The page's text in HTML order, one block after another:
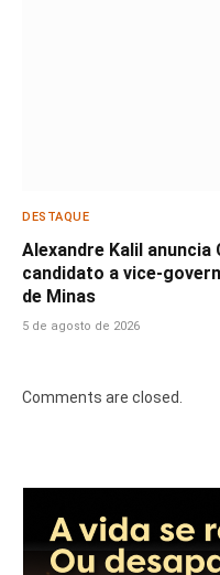
DESTAQUE
Alexandre Kalil
candidato a vice-
de Minas
5 de agosto de 2026
Comments are closed.